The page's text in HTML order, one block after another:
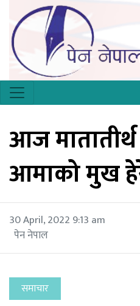
आज
आमाको मुख
30 April, 2022 9:13 am
पेन नेपाल
समाचार